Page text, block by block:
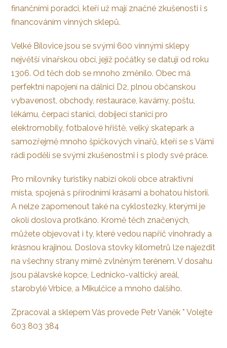
finančními poradci, kteří už mají značné zkušenosti i s
financováním vinných sklepů.
Velké Bílovice jsou se svými 600 vinnými sklepy
největší vinařskou obcí, jejíž počátky se datují od roku
1306. Od těch dob se mnoho změnilo. Obec má
perfektní napojení na dálnici D2, plnou občanskou
vybavenost, obchody, restaurace, kavárny, poštu,
lékárnu, čerpací stanici, dobíjecí stanici pro
elektromobily, fotbalové hřiště, velký skatepark a
samozřejmě mnoho špičkových vinařů, kteří se s Vámi
rádi podělí se svými zkušenostmi i s plody své práce.
Pro milovníky turistiky nabízí okolí obce atraktivní
místa, spojená s přírodními krásami a bohatou historií.
A nelze zapomenout také na cyklostezky, kterými je
okolí doslova protkáno. Kromě těch značených,
můžete objevovat i ty, které vedou napříč vinohrady a
krásnou krajinou. Doslova stovky kilometrů lze najezdit
na všechny strany mírně zvlněným terénem. V dosahu
jsou pálavské kopce, Lednicko-valtický areál,
starobylé Vrbice, a Mikulčice a mnoho dalšího.
Zpracoval a sklepem Vás provede Petr Vaněk * Volejte
603 803 384